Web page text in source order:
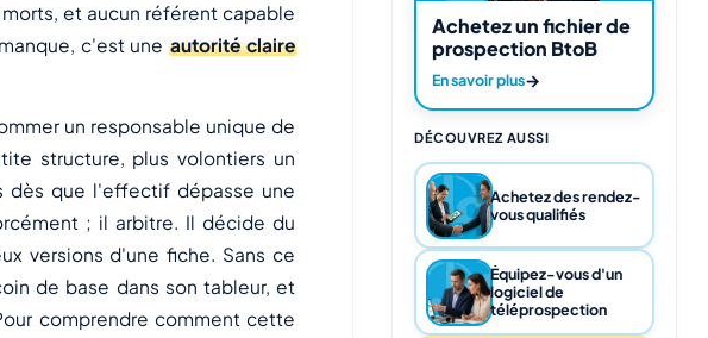
et aucun référent capable
c'est une autorité claire
un responsable unique de
structure, plus volontiers un
dès que l'effectif dépasse une
; il arbitre. Il décide du
versions d'une fiche. Sans ce
de base dans son tableur, et
comprendre comment cette
Achetez un fichier de
prospection BtoB
En savoir plus→
DÉCOUVREZ AUSSI
Achetez des rendez-
vous qualifiés
Équipez-vous d'un
logiciel de
téléprospection